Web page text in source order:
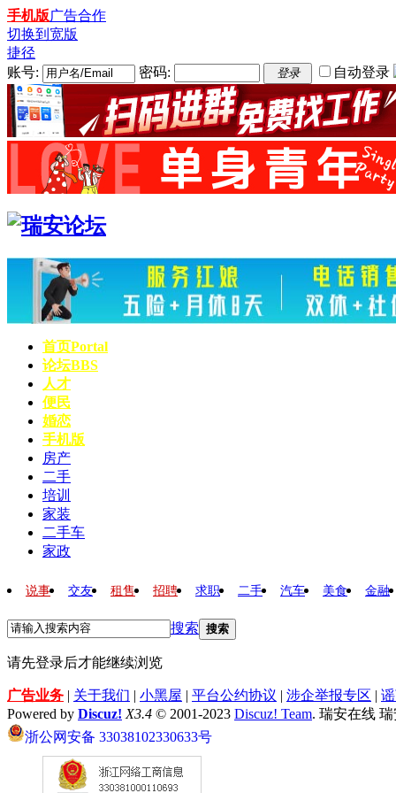
手机版广告合作
切换到宽版
捷径
账号:
密码: 登录 自动登录
首页Portal
论坛BBS
人才
便民
婚恋
手机版
房产
二手
培训
家装
二手车
家政
说事 交友 租售 招聘 求职 二手 汽车 美食 金融
搜索 搜索
请先登录后才能继续浏览
广告业务 | 关于我们 | 小黑屋 | 平台公约协议 | 涉企举报专区 |
Powered by Discuz! X3.4 © 2001-2023 Discuz! Team. 瑞安在线
浙公网安备 33038102330633号